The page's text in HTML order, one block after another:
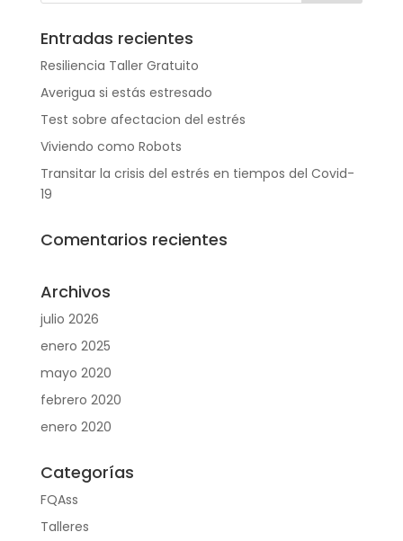
Entradas recientes
Resiliencia Taller Gratuito
Averigua si estás estresado
Test sobre afectacion del estrés
Viviendo como Robots
Transitar la crisis del estrés en tiempos del Covid-
19
Comentarios recientes
Archivos
julio 2026
enero 2025
mayo 2020
febrero 2020
enero 2020
Categorías
FQAss
Talleres